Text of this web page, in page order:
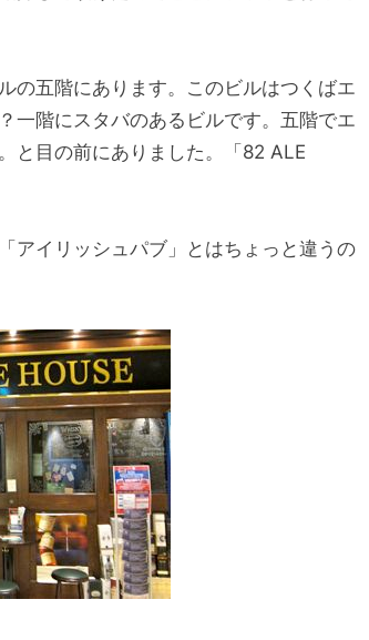
の五階にあります。このビルはつくばエ
一階にスタバのあるビルです。五階でエ
と目の前にありました。「82 ALE
アイリッシュパブ」とはちょっと違うの